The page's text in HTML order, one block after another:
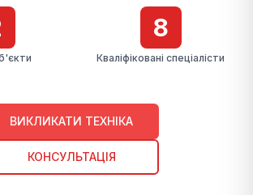
9
Кваліфіковані спеціалісти
ВИКЛИКАТИ ТЕХНІКА
КОНСУЛЬТАЦІЯ